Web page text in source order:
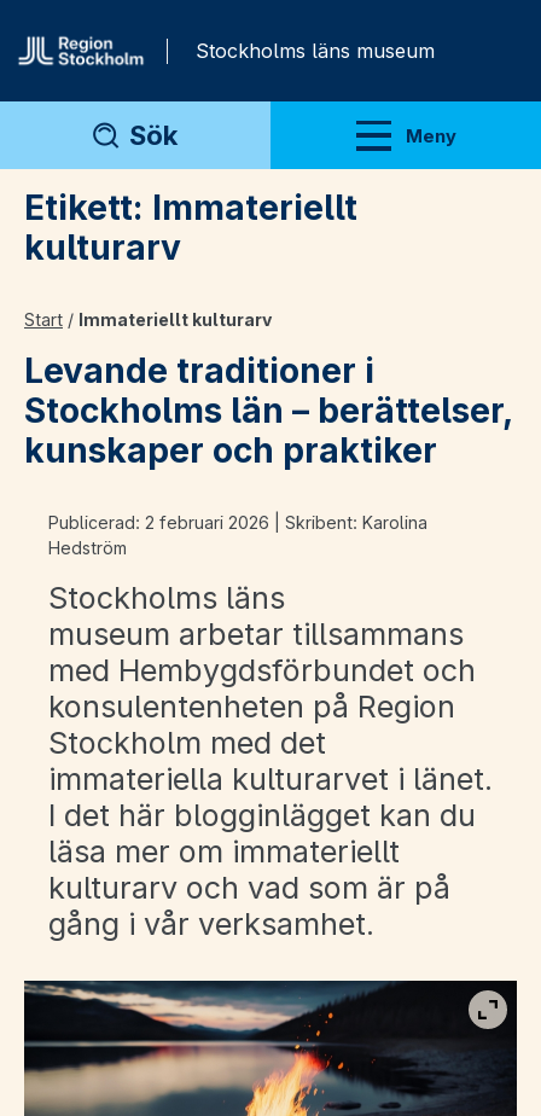
Stockholms läns museum
Sök Meny
Visa meny
Etikett: Immateriellt
kulturarv
Start / Immateriellt kulturarv
Levande traditioner i
Stockholms län – berättelser,
kunskaper och praktiker
Publicerad: 2 februari 2026 | Skribent: Karolina
Hedström
Stockholms läns
museum arbetar tillsammans
med Hembygdsförbundet och
konsulentenheten på Region
Stockholm med det
immateriella kulturarvet i länet.
I det här blogginlägget kan du
läsa mer om immateriellt
kulturarv och vad som är på
gång i vår verksamhet.
Visa